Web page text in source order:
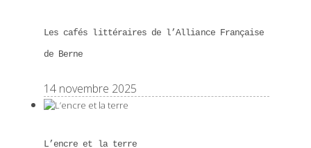
Les cafés littéraires de l’Alliance Française
de Berne
14 novembre 2025
L’encre et la terre